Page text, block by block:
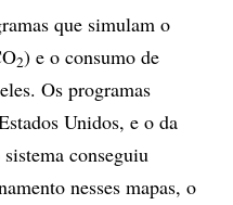
que simulam o
2) e o consumo de
Os programas
Unidos, e o da
conseguiu
nesses mapas, o